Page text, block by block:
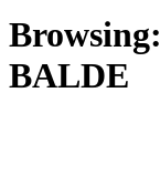
Browsing:
BALDE